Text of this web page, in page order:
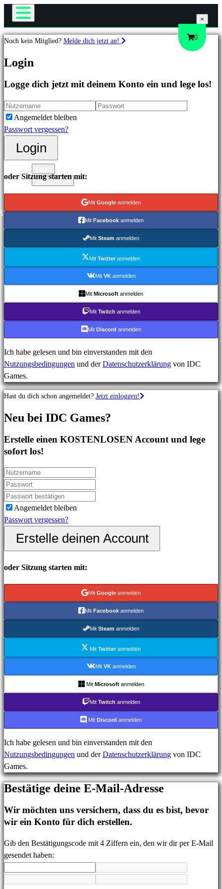
Spiele
Highlights
Neuveröffentlichungen
Free
to
Play
Kategorien
Actionspiele
Strategiespiele
Abenteuerspiele
RPG-
Shooterspiele
Gelegenheitsspiele
Indie
Rätselspiele
Kampfspiele
Gameplay
In-
Game
Events
Neuigkeiten
Media
Guides
Foren
IDC
Gifts
Plays
Support
Registrieren
vergessen?
ändern
AR
BS
CS
DA
EL
EN
ES
FR
HR
IT
Das Spiel
In-Game Events
Media
Support
Foren
Shop
Registrieren
×
Noch kein Mitglied? Melde dich jetzt an!
Login
Logge dich jetzt mit deinem Konto ein und lege los!
Angemeldet bleiben
Passwort vergessen?
Login
oder Sitzung starten mit:
Mit Google anmelden
Mit Facebook anmelden
Mit Steam anmelden
Mit Twitteranmelden
Mit VKanmelden
Mit Microsoft anmelden
Mit Twitch anmelden
Mit Discord anmelden
Ich habe gelesen und bin einverstanden mit den
Nutzungsbedingungen und derDatenschutzerklärung von IDC
Games.
×
Hast du dich schon angemeldet? Jetzt einloggen!
Neu bei IDC Games?
Erstelle einen KOSTENLOSEN Account und lege
sofort los!
Angemeldet bleiben
Passwort vergessen?
Erstelle deinen Account
oder Sitzung starten mit:
Mit Google anmelden
Mit Facebook anmelden
Mit Steam anmelden
MitTwitteranmelden
Mit VKanmelden
Mit Microsoftanmelden
Mit Twitch anmelden
Mit Discord anmelden
Ich habe gelesen und bin einverstanden mit den
Nutzungsbedingungen und derDatenschutzerklärung von IDC
Games.
×
Bestätige deine E-Mail-Adresse
Wir möchten uns versichern, dass du es bist, bevor
wir ein Konto für dich erstellen.
Gib den Bestätigungscode mit 4 Ziffern ein, den wir dir per E-Mail
gesendet haben:
0